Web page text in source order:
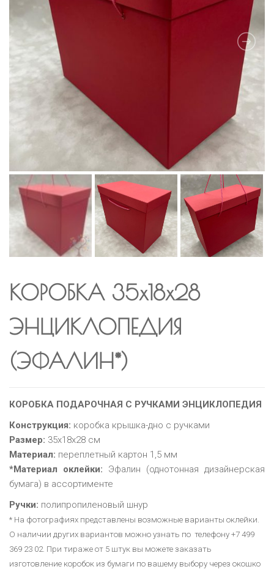
КОРОБКА 35х18х28
ЭНЦИКЛОПЕДИЯ
(ЭФАЛИН*)
КОРОБКА ПОДАРОЧНАЯ С РУЧКАМИ ЭНЦИКЛОПЕДИЯ
Конструкция: коробка крышка-дно с ручками
Размер: 35х18х28 см
Материал: переплетный картон 1,5 мм
*Материал оклейки: Эфалин (однотонная дизайнерская
бумага) в ассортименте
Ручки: полипропиленовый шнур
* На фотографиях представлены возможные варианты оклейки.
О наличии других вариантов можно узнать по телефону +7 499
369 23 02. При тираже от 5 штук вы можете заказать
изготовление коробок из бумаги по вашему выбору через окошко